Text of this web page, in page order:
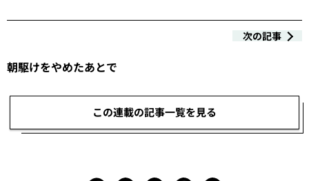
次の記事
朝駆けをやめたあとで
この連載の記事一覧を見る